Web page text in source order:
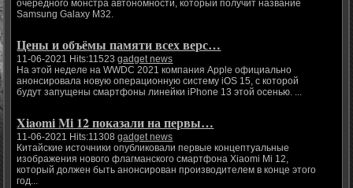
очередного монстра автономности, который получит название
Samsung Galaxy M32.
Цены и объёмы памяти всех верс…
11-06-2021 Hits:11523gadget news
На этой неделе на WWDC 2021 компания Apple официально
анонсировала новую операционную систему iOS 15, с которой
будут запущены смартфоны линейки iPhone 13 этой осенью. ...
Xiaomi Mi 12 показали на первы…
11-06-2021 Hits:11308gadget news
Китайские источники опубликовали первые концептуальные
изображения нового флагманского смартфона Xiaomi Mi 12,
который должен быть анонсирован производителем в конце этого
год...